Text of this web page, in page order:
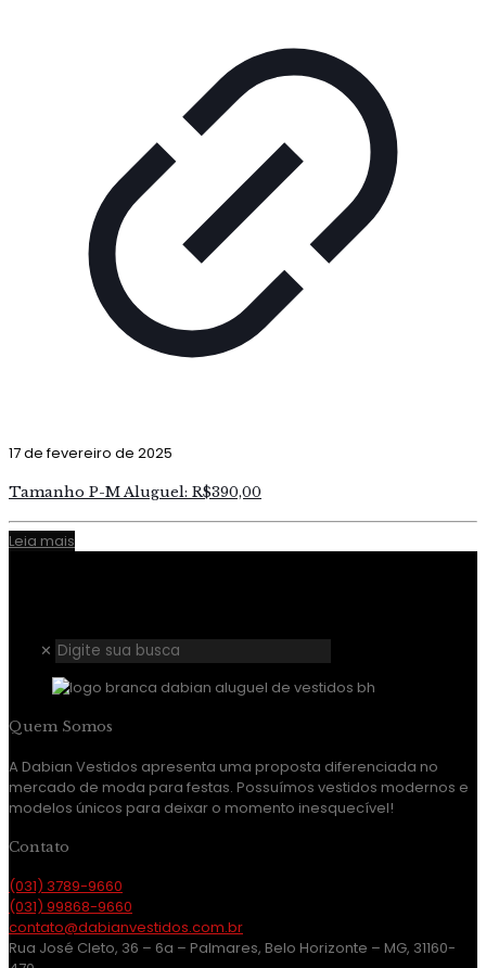
17 de fevereiro de 2025
Tamanho P-M Aluguel: R$390,00
Leia mais
✕
Quem Somos
A Dabian Vestidos apresenta uma proposta diferenciada no
mercado de moda para festas. Possuímos vestidos modernos e
modelos únicos para deixar o momento inesquecível!
Contato
(031) 3789-9660
(031) 99868-9660
contato@dabianvestidos.com.br
Rua José Cleto, 36 – 6a – Palmares, Belo Horizonte – MG, 31160-